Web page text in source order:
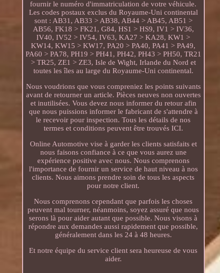
fournir le numéro d'immatriculation de votre véhicule.
Les codes postaux exclus du Royaume-Uni continental
sont : AB31, AB33 > AB38, AB44 > AB45, AB51 >
AB56, FK18 > FK21, G84, HS1 > HS9, IV1 > IV36,
IV40, IV52 > IV54, IV63, KA27 > KA28, KW1 >
KW14, KW15 > KW17, PA20 > PA40, PA41 > PA49,
PA60 > PA78, PH19 > PH41, PH42, PH43 > PH50, TR21
> TR25, ZE1 > ZE3, Isle de Wight, Irlande du Nord et
toutes les îles au large du Royaume-Uni continental.
Nous voudrions que vous compreniez les points suivants
avant de retourner un article. Pièces neuves non ouvertes
et inutilisées. Vous devez nous informer du retour afin
que nous puissions informer le fabricant de s'attendre à
le recevoir pour inspection. Tous les détails de nos
termes et conditions peuvent être trouvés ICI.
Online Automotive vise à garder les clients satisfaits et
nous faisons confiance à ce que vous aurez une
expérience positive avec nous. Nous comprenons
l'importance de fournir un service de haut niveau à nos
clients. Nous aimons prendre soin de tous les aspects
pour notre client.
Nous comprenons cependant que parfois les choses
peuvent mal tourner, néanmoins, soyez assuré que nous
serons là pour aider autant que possible. Nous visons à
répondre aux demandes aussi rapidement que possible,
généralement dans les 24 à 48 heures.
Et notre équipe du service client sera heureuse de vous
aider.